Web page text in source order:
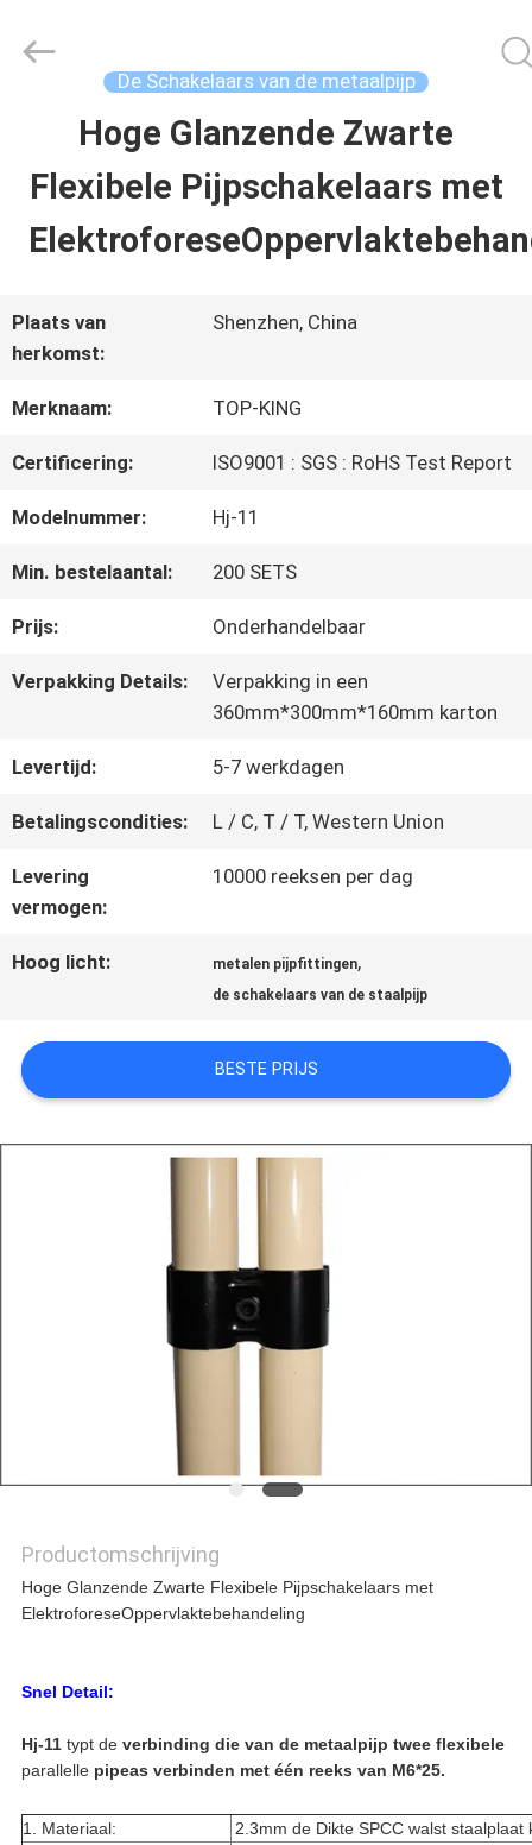
PRODUCTEN
OVER
ONS
FABRIEKSTOCHT
NEEM
CONTACT
OFFERTE
PRIVACYBELEID
Shenzhen
Jingji
Reserved.
De Schakelaars van de metaalpijp
Hoge Glanzende Zwarte
Flexibele Pijpschakelaars met
Plaats van
herkomst:
Shenzhen, China
Merknaam: TOP-KING
Certificering: ISO9001 : SGS : RoHS Test Report
Modelnummer: Hj-11
Min. bestelaantal: 200 SETS
Prijs: Onderhandelbaar
Verpakking Details:
Verpakking in een
360mm*300mm*160mm karton
Levertijd: 5-7 werkdagen
Betalingscondities: L / C, T / T, Western Union
Levering
vermogen:
10000 reeksen per dag
Hoog licht: metalen pijpfittingen,
de schakelaars van de staalpijp
BESTE PRIJS
Productomschrijving
Hoge Glanzende Zwarte Flexibele Pijpschakelaars met
ElektroforeseOppervlaktebehandeling
Snel Detail:
Hj-11typt de verbinding die van de metaalpijp twee flexibele
parallelle pipeas verbinden met één reeks van M6*25.
1. Materiaal:
2.3mm de Dikte SPCC walst staalplaat